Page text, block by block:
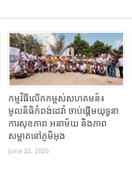
កម្មវិធីលើកកម្ពស់សហគមន៍៖
មូលនិធិកំពង់ដេវ៉ា ចាប់ផ្តើមយុទ្ធនា
ការសុខភាព អនាម័យ និងភាព
សម្អាតនៅភូមិអុង
June 22, 2026